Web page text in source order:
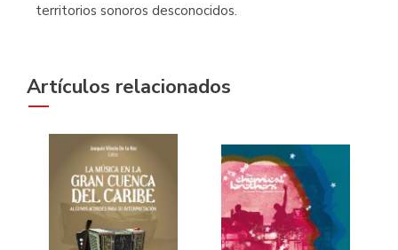
territorios sonoros desconocidos.
Artículos relacionados